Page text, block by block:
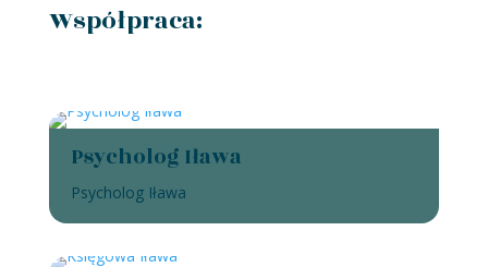
Współpraca:
Psycholog Iława
Psycholog Iława